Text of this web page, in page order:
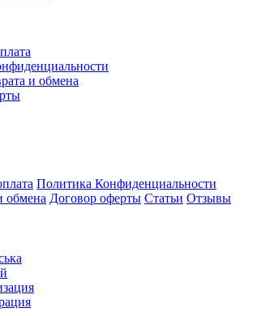
и обмена
Политика Конфиденциальности
обмена Договор оферты Статьи Отзывы